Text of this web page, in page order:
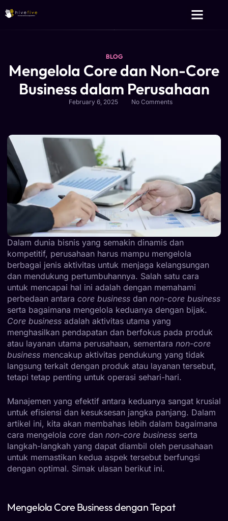
BLOG
Mengelola Core dan Non-Core
Business dalam Perusahaan
February 6, 2025 No Comments
Dalam dunia bisnis yang semakin dinamis dan
kompetitif, perusahaan harus mampu mengelola
berbagai jenis aktivitas untuk menjaga kelangsungan
dan mendukung pertumbuhannya. Salah satu cara
untuk mencapai hal ini adalah dengan memahami
perbedaan antara core business dan non-core business
serta bagaimana mengelola keduanya dengan bijak.
Core business adalah aktivitas utama yang
menghasilkan pendapatan dan berfokus pada produk
atau layanan utama perusahaan, sementara non-core
business mencakup aktivitas pendukung yang tidak
langsung terkait dengan produk atau layanan tersebut,
tetapi tetap penting untuk operasi sehari-hari.
Manajemen yang efektif antara keduanya sangat krusial
untuk efisiensi dan kesuksesan jangka panjang. Dalam
artikel ini, kita akan membahas lebih dalam bagaimana
cara mengelola core dan non-core business serta
langkah-langkah yang dapat diambil oleh perusahaan
untuk memastikan kedua aspek tersebut berfungsi
dengan optimal. Simak ulasan berikut ini.
Mengelola Core Business dengan Tepat